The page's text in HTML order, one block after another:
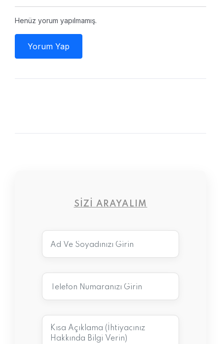
Henüz yorum yapılmamış.
Yorum Yap
SIZI ARAYALIM